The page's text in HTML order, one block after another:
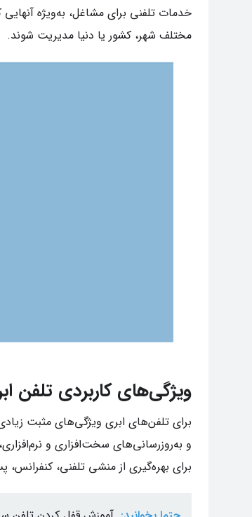
خدمات تلفنی برای مشاغل، به‌ویژه
مختلف شهر، کشور یا دنیا مدیریت شوند.
ویژگی‌های کاربردی
برای تلفن‌های ابری ویژگی‌های مثبت
و به‌روزرسانی‌های سخت‌افزاری و
برای بهره‌گیری از منشی تلفنی،